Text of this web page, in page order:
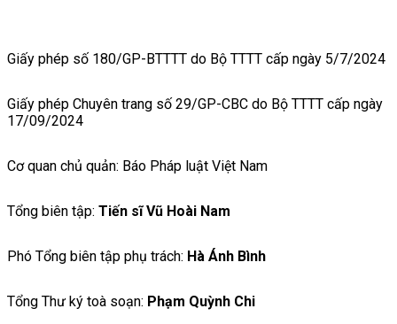
Giấy phép số 180/GP-BTTTT do Bộ TTTT cấp ngày 5/7/2024
Giấy phép Chuyên trang số 29/GP-CBC do Bộ TTTT cấp ngày
17/09/2024
Cơ quan chủ quản: Báo Pháp luật Việt Nam
Tổng biên tập: Tiến sĩ Vũ Hoài Nam
Phó Tổng biên tập phụ trách: Hà Ánh Bình
Tổng Thư ký toà soạn: Phạm Quỳnh Chi